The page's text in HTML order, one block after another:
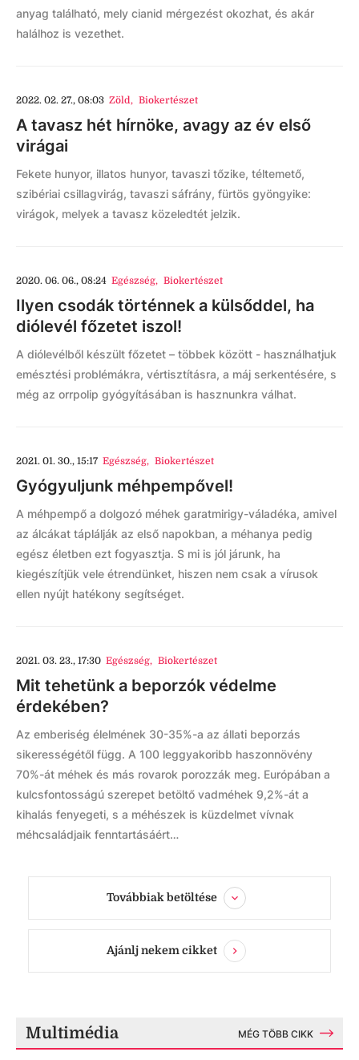
anyag található, mely cianid mérgezést okozhat, és akár
halálhoz is vezethet.
2022. 02. 27., 08:03 Zöld, Biokertészet
A tavasz hét hírnöke, avagy az év első
virágai
Fekete hunyor, illatos hunyor, tavaszi tőzike, téltemető,
szibériai csillagvirág, tavaszi sáfrány, fürtös gyöngyike:
virágok, melyek a tavasz közeledtét jelzik.
2020. 06. 06., 08:24 Egészség, Biokertészet
Ilyen csodák történnek a külsőddel, ha
diólevél főzetet iszol!
A diólevélből készült főzetet – többek között - használhatjuk
emésztési problémákra, vértisztításra, a máj serkentésére, s
még az orrpolip gyógyításában is hasznunkra válhat.
2021. 01. 30., 15:17 Egészség, Biokertészet
Gyógyuljunk méhpempővel!
A méhpempő a dolgozó méhek garatmirigy-váladéka, amivel
az álcákat táplálják az első napokban, a méhanya pedig
egész életben ezt fogyasztja. S mi is jól járunk, ha
kiegészítjük vele étrendünket, hiszen nem csak a vírusok
ellen nyújt hatékony segítséget.
2021. 03. 23., 17:30 Egészség, Biokertészet
Mit tehetünk a beporzók védelme
érdekében?
Az emberiség élelmének 30-35%-a az állati beporzás
sikerességétől függ. A 100 leggyakoribb haszonnövény
70%-át méhek és más rovarok porozzák meg. Európában a
kulcsfontosságú szerepet betöltő vadméhek 9,2%-át a
kihalás fenyegeti, s a méhészek is küzdelmet vívnak
méhcsaládjaik fenntartásáért…
Továbbiak betöltése
Ajánlj nekem cikket
Multimédia MÉG TÖBB CIKK